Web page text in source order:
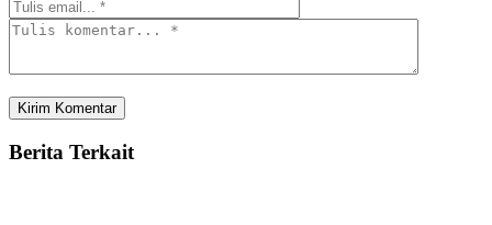
Berita Terkait